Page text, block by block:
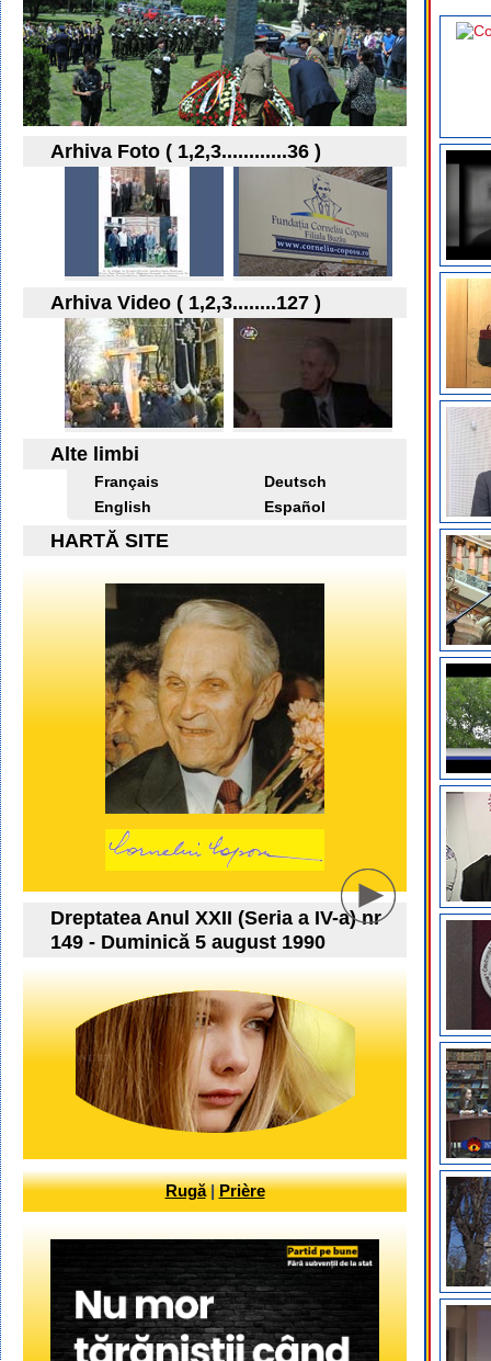
Arhiva Foto ( 1,2,3............36 )
Arhiva Video ( 1,2,3........127 )
Alte limbi
Français
Deutsch
English
Español
HARTĂ SITE
Dreptatea Anul XXII (Seria a IV-a) nr
149 - Duminică 5 august 1990
Rugă|Prière